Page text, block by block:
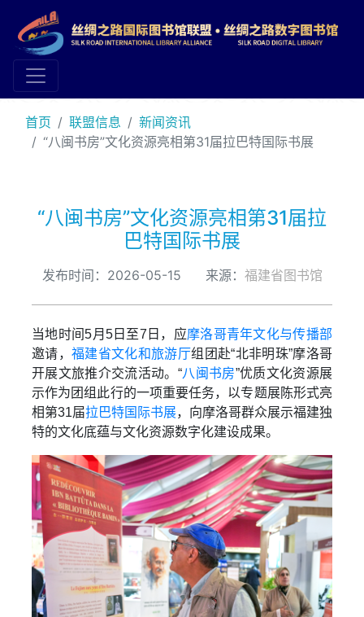
首页 联盟信息
新闻资讯
“八闽书房”文化资源亮相第31届拉巴特国际书展
“八闽书房”文化资源亮相第31届拉
巴特国际书展
发布时间：2026-05-15 来源： 福建省图书馆
当地时间5月5日至7日，应摩洛哥青年文化与传播部
邀请，福建省文化和旅游厅组团赴“北非明珠”摩洛哥
开展文旅推介交流活动。“八闽书房”优质文化资源展
示作为团组此行的一项重要任务，以专题展陈形式亮
相第31届拉巴特国际书展，向摩洛哥群众展示福建独
特的文化底蕴与文化资源数字化建设成果。